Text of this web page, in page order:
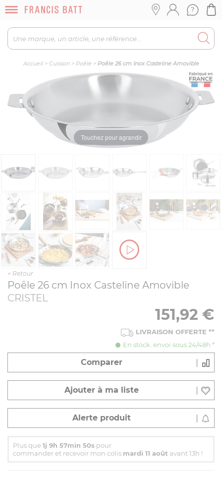
Accueil> Cuisson> Poêle > Poêle 26 cm Inox Casteline Amovible
Touchez pour agrandir
< Retour
Poêle 26 cm Inox Casteline Amovible
CRISTEL
151,92 €
LIVRAISON OFFERTE **
En stock. envoi sous 24/48h *
Comparer
Ajouter à ma liste
Alerte produit
Plus que 1j 9h 57min 49s pour
commander et recevoir mon colis mardi 11 août avant 13h !